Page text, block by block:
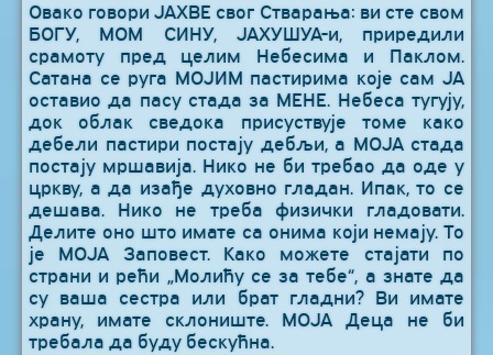
Овако говори ЈАХВЕ свог Стварања: ви сте свом
БОГУ, МОМ СИНУ, ЈАХУШУА-и, приредили
срамоту пред целим Небесима и Паклом.
Сатана се руга МОЈИМ пастирима које сам ЈА
оставио да пасу стада за МЕНЕ. Небеса тугују,
док облак сведока присуствује томе како
дебели пастири постају дебљи, а МОЈА стада
постају мршавија. Нико не би требао да оде у
цркву, а да изађе духовно гладан. Ипак, то се
дешава. Нико не треба физички гладовати.
Делите оно што имате са онима који немају. То
је МОЈА Заповест. Како можете стајати по
страни и рећи „Молићу се за тебе“, а знате да
су ваша сестра или брат гладни? Ви имате
храну, имате склониште. МОЈА Деца не би
требала да буду бескућна.